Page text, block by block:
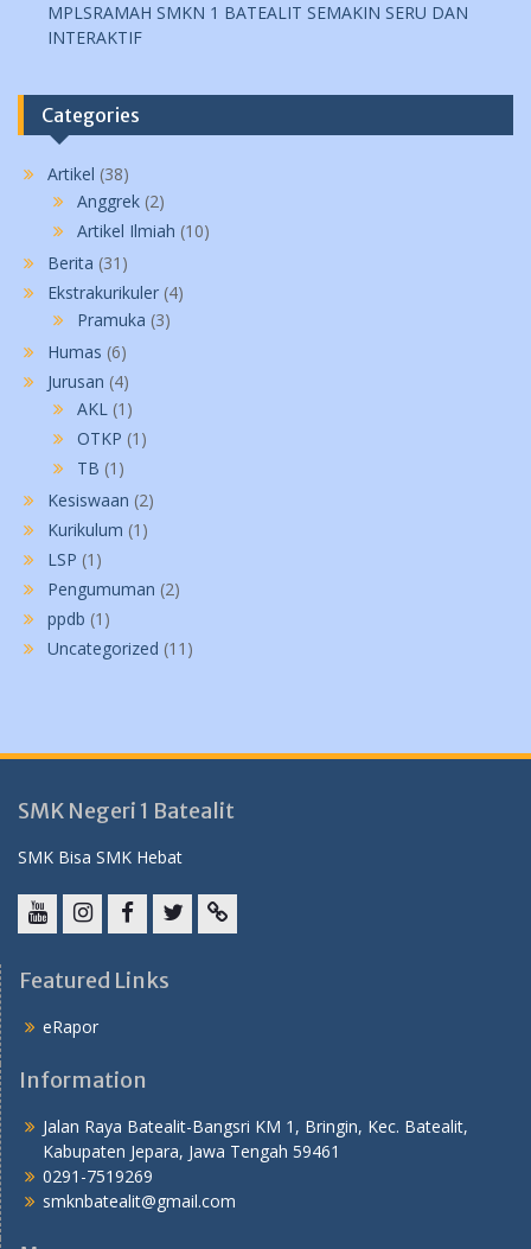
MPLSRAMAH SMKN 1 BATEALIT SEMAKIN SERU DAN
INTERAKTIF
Categories
Artikel (38)
Anggrek (2)
Artikel Ilmiah (10)
Berita (31)
Ekstrakurikuler (4)
Pramuka (3)
Humas (6)
Jurusan (4)
AKL (1)
OTKP (1)
TB (1)
Kesiswaan (2)
Kurikulum (1)
LSP (1)
Pengumuman (2)
ppdb (1)
Uncategorized (11)
SMK Negeri 1 Batealit
SMK Bisa SMK Hebat
Featured Links
eRapor
Information
Jalan Raya Batealit-Bangsri KM 1, Bringin, Kec. Batealit,
Kabupaten Jepara, Jawa Tengah 59461
0291-7519269
smknbatealit@gmail.com